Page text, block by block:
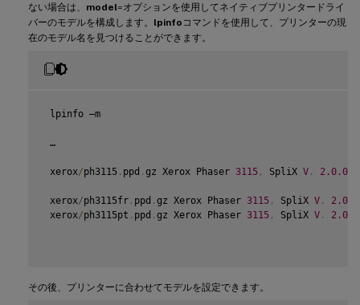
ない場合は、 model=オプションを使用してネイティブプリンタードライ
バーのモデルを構成します。 lpinfo コマンドを使用して、プリンターの現
在のモデル名を見つけることができます。
lpinfo –m
…
xerox/ph3115 . ppd . gz Xerox Phaser 3115 , SpliX V . 2.0 .0
xerox/ph3115fr . ppd . gz Xerox Phaser 3115 , SpliX V . 2.0
xerox/ph3115pt . ppd . gz Xerox Phaser 3115 , SpliX V . 2.0
その後、プリンターに合わせてモデルを設定できます。